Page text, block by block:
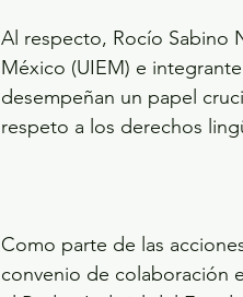
Al respecto, Rocío Sabino
México (UIEM) e
desempeñan un papel
respeto a los derechos
Como parte de las
convenio de colaboración